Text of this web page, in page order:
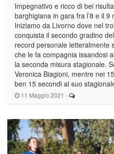
11 Maggio 2021 -
Impegnativo e ricco di bei
barghigiana in gara fra l’8 e il 9
Iniziamo da Livorno dove nel
conquista il secondo gradino
record personale letteralmente
che le fa compagnia issandosi
la seconda misura stagionale.
Veronica Biagioni, mentre nei
ben 15 secondi al suo